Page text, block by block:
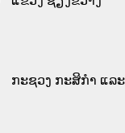
ກະຊວງ ກະສິກຳ ແລ